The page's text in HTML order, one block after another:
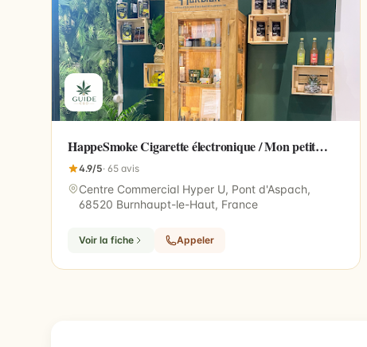
HappeSmoke Cigarette électronique / Mon petit
Herbier CBD
4.9/5· 65 avis
Centre Commercial Hyper U, Pont d'Aspach,
68520 Burnhaupt-le-Haut, France
Voir la fiche Appeler